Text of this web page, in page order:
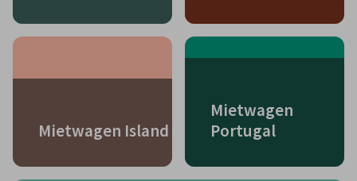
Mietwagen Island
Mietwagen
Portugal